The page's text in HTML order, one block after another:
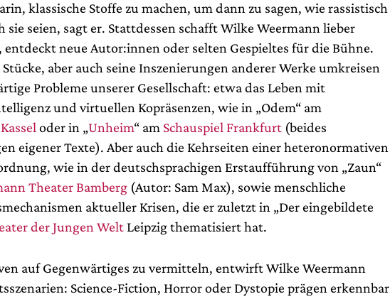
klassische Stoffe zu machen, um dann zu sagen, wie rassistisch
sie seien, sagt er. Stattdessen schafft Wilke Weermann lieber
entdeckt neue Autor:innen oder selten Gespieltes für die Bühne.
Stücke, aber auch seine Inszenierungen anderer Werke umkreisen
Probleme unserer Gesellschaft: etwa das Leben mit
und virtuellen Kopräsenzen, wie in „Odem“ am
oder in „Unheim“ am Schauspiel Frankfurt (beides
eigener Texte). Aber auch die Kehrseiten einer heteronormativen
wie in der deutschsprachigen Erstaufführung von „Zaun“
Theater Bamberg (Autor: Sam Max), sowie menschliche
aktueller Krisen, die er zuletzt in „Der eingebildete
der Jungen Welt Leipzig thematisiert hat.
auf Gegenwärtiges zu vermitteln, entwirft Wilke Weermann
Science-Fiction, Horror oder Dystopie prägen erkennbar